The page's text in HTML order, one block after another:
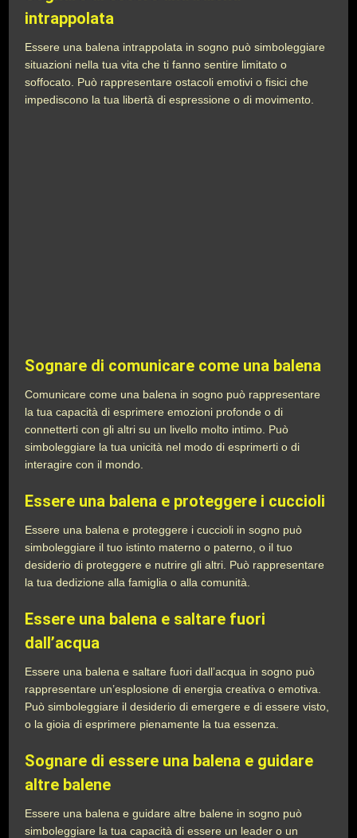
intrappolata
Essere una balena intrappolata in sogno può simboleggiare
situazioni nella tua vita che ti fanno sentire limitato o
soffocato. Può rappresentare ostacoli emotivi o fisici che
impediscono la tua libertà di espressione o di movimento.
Sognare di comunicare come una balena
Comunicare come una balena in sogno può rappresentare
la tua capacità di esprimere emozioni profonde o di
connetterti con gli altri su un livello molto intimo. Può
simboleggiare la tua unicità nel modo di esprimerti o di
interagire con il mondo.
Essere una balena e proteggere i cuccioli
Essere una balena e proteggere i cuccioli in sogno può
simboleggiare il tuo istinto materno o paterno, o il tuo
desiderio di proteggere e nutrire gli altri. Può rappresentare
la tua dedizione alla famiglia o alla comunità.
Essere una balena e saltare fuori
dall’acqua
Essere una balena e saltare fuori dall’acqua in sogno può
rappresentare un’esplosione di energia creativa o emotiva.
Può simboleggiare il desiderio di emergere e di essere visto,
o la gioia di esprimere pienamente la tua essenza.
Sognare di essere una balena e guidare
altre balene
Essere una balena e guidare altre balene in sogno può
simboleggiare la tua capacità di essere un leader o un